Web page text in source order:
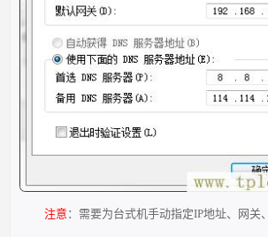
注意：需要为台式机手动指定IP地址、网关